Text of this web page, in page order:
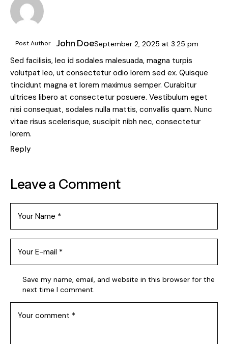
Post Author John DoeSeptember 2, 2025 at 3:25 pm
Sed facilisis, leo id sodales malesuada, magna turpis
volutpat leo, ut consectetur odio lorem sed ex. Quisque
tincidunt magna et lorem maximus semper. Curabitur
ultrices libero at consectetur posuere. Vestibulum eget
nisi consequat, sodales nulla mattis, convallis quam. Nunc
vitae risus scelerisque, suscipit nibh nec, consectetur
lorem.
Reply
Leave a Comment
Save my name, email, and website in this browser for the
next time I comment.